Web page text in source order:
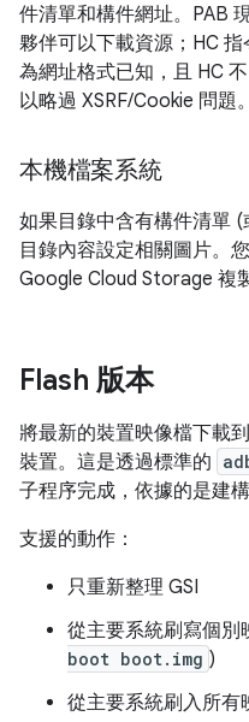
件清單和構件網址。PAB
夥伴可以下載資源；HC
為網址格式已知，且 HC
以略過 XSRF/Cookie 問題。
本機檔案系統
如果目錄中含有構件清單
目錄內容設定相關圖片。
Google Cloud Storage 複
Flash 版本
將最新的裝置映像檔下載
裝置。這是透過標準的
子程序完成，依據的是建
支援的動作：
只重新整理 GSI
從主要系統刷寫個別
boot boot.img )
從主要系統刷入所有